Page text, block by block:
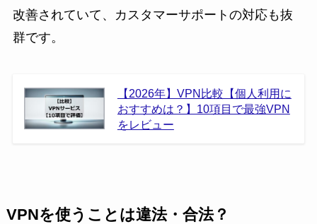
改善されていて、カスタマーサポートの対応も抜
群です。
【2026年】VPN比較【個人利用に
おすすめは？】10項目で最強VPN
をレビュー
VPNを使うことは違法・合法？